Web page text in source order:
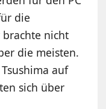
die
brachte nicht
die meisten.
auf
sich über